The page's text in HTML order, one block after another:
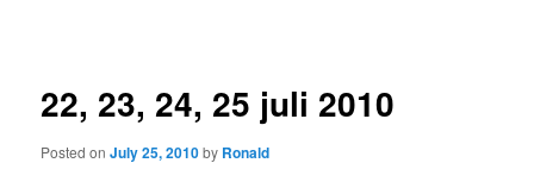
22, 23, 24, 25 juli 2010
Posted onJuly 25, 2010by Ronald